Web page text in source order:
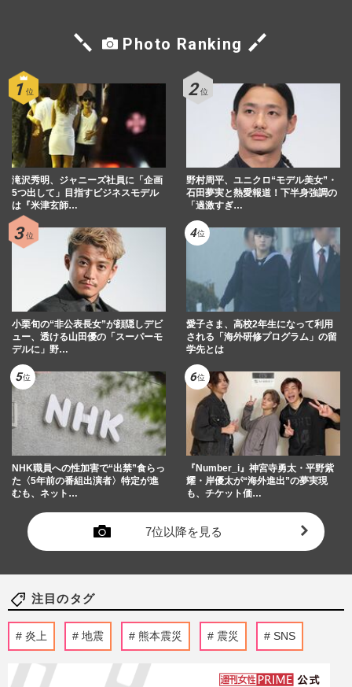
Photo Ranking
滝沢秀明、ジャニーズ社員に「企画
5つ出して」目指すビジネスモデル
は『米津玄師…
野村周平、ユニクロ“モデル美女”・
石田夢実と熱愛報道！下半身強調の
「過激すぎ…
小栗旬の“非公表長女”が顔隠しデビ
ュー、透ける山田優の「スーパーモ
デルに」野…
愛子さま、高校2年生になって利用
される「海外研修プログラム」の留
学先とは
NHK職員への性加害で“出禁”食らっ
た〈5年前の番組出演者〉特定が進
むも、ネット…
『Number_i』神宮寺勇太・平野紫
耀・岸優太が“海外進出”の夢実現
も、チケット価…
7位以降を見る
注目のタグ
炎上 地震 熊本震災 震災 SNS